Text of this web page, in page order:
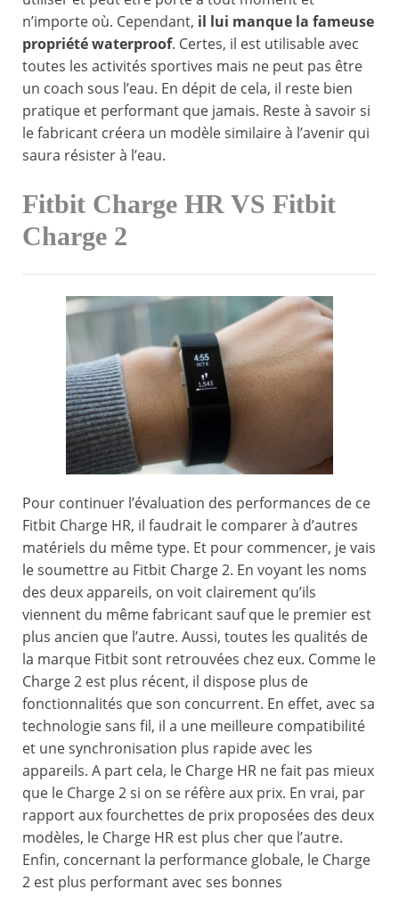
n’importe où. Cependant, il lui manque la fameuse
propriété waterproof. Certes, il est utilisable avec
toutes les activités sportives mais ne peut pas être
un coach sous l’eau. En dépit de cela, il reste bien
pratique et performant que jamais. Reste à savoir si
le fabricant créera un modèle similaire à l’avenir qui
saura résister à l’eau.
Fitbit Charge HR VS Fitbit
Charge 2
Pour continuer l’évaluation des performances de ce
Fitbit Charge HR, il faudrait le comparer à d’autres
matériels du même type. Et pour commencer, je vais
le soumettre au Fitbit Charge 2. En voyant les noms
des deux appareils, on voit clairement qu’ils
viennent du même fabricant sauf que le premier est
plus ancien que l’autre. Aussi, toutes les qualités de
la marque Fitbit sont retrouvées chez eux. Comme le
Charge 2 est plus récent, il dispose plus de
fonctionnalités que son concurrent. En effet, avec sa
technologie sans fil, il a une meilleure compatibilité
et une synchronisation plus rapide avec les
appareils. A part cela, le Charge HR ne fait pas mieux
que le Charge 2 si on se réfère aux prix. En vrai, par
rapport aux fourchettes de prix proposées des deux
modèles, le Charge HR est plus cher que l’autre.
Enfin, concernant la performance globale, le Charge
2 est plus performant avec ses bonnes